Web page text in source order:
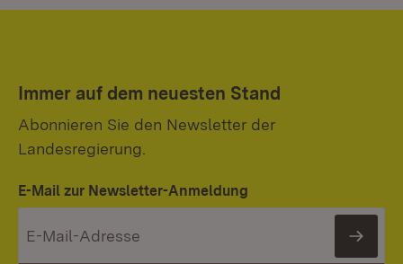
Immer auf dem neuesten Stand
Abonnieren Sie den Newsletter der
Landesregierung.
E-Mail zur Newsletter-Anmeldung